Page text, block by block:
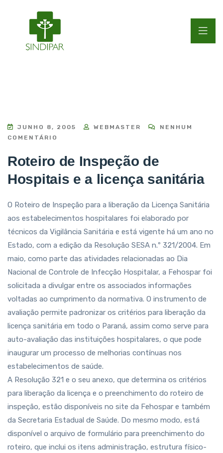
JUNHO 8, 2005 WEBMASTER
NENHUM
COMENTÁRIO
Roteiro de Inspeção de
Hospitais e a licença sanitária
O Roteiro de Inspeção para a liberação da Licença Sanitária
aos estabelecimentos hospitalares foi elaborado por
técnicos da Vigilância Sanitária e está vigente há um ano no
Estado, com a edição da Resolução SESA n.º 321/2004. Em
maio, como parte das atividades relacionadas ao Dia
Nacional de Controle de Infecção Hospitalar, a Fehospar foi
solicitada a divulgar entre os associados informações
voltadas ao cumprimento da normativa. O instrumento de
avaliação permite padronizar os critérios para liberação da
licença sanitária em todo o Paraná, assim como serve para
auto-avaliação das instituições hospitalares, o que pode
inaugurar um processo de melhorias contínuas nos
estabelecimentos de saúde.
A Resolução 321 e o seu anexo, que determina os critérios
para liberação da licença e o preenchimento do roteiro de
inspeção, estão disponíveis no site da Fehospar e também
da Secretaria Estadual de Saúde. Do mesmo modo, está
disponível o arquivo de formulário para preenchimento do
roteiro, que inclui os itens administração, estrutura físico-